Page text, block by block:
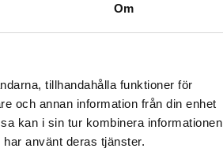
Om
tillhandahålla funktioner för
och annan information från din enhet
kan i sin tur kombinera informationen
använt deras tjänster.